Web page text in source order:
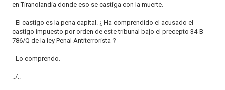
en Tiranolandia donde eso se castiga con la muerte.
- El castigo es la pena capital. ¿ Ha comprendido el acusado el
castigo impuesto por orden de este tribunal bajo el precepto 34-B-
786/Q de la ley Penal Antiterrorista ?
- Lo comprendo.
../..